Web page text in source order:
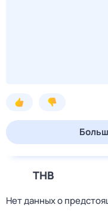
ТНВ
Нет данных о